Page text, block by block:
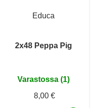
Educa
2x48 Peppa Pig
Varastossa (1)
8,00 €